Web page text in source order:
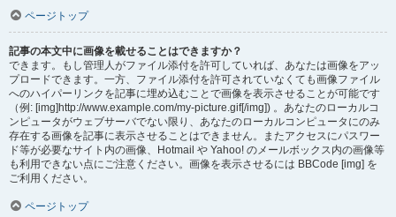
ページトップ
記事の本文中に画像を載せることはできますか？
できます。もし管理人がファイル添付を許可していれば、あなたは画像をアッ
プロードできます。一方、ファイル添付を許可されていなくても画像ファイル
へのハイパーリンクを記事に埋め込むことで画像を表示させることが可能です
（例: [img]http://www.example.com/my-picture.gif[/img]) 。あなたのローカルコ
ンピュータがウェブサーバでない限り、あなたのローカルコンピュータにのみ
存在する画像を記事に表示させることはできません。またアクセスにパスワー
ド等が必要なサイト内の画像、Hotmail や Yahoo! のメールボックス内の画像等
も利用できない点にご注意ください。画像を表示させるには BBCode [img] を
ご利用ください。
ページトップ